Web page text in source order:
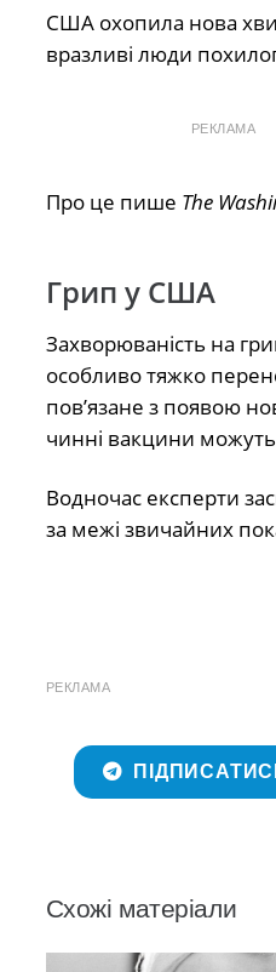
США охопила нова
вразливі люди
РЕКЛАМА
Про це пише The
Грип у США
Захворюваність на
особливо тяжко
пов’язане з появою
чинні вакцини
Водночас експерти
за межі звичайних
РЕКЛАМА
Схожі матеріали